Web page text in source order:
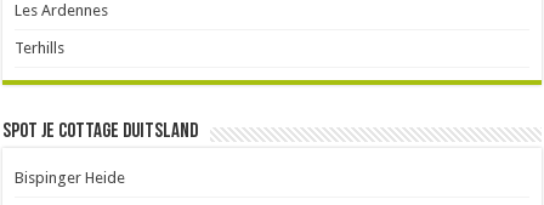
Les Ardennes
Terhills
Spot je cottage Duitsland
Bispinger Heide